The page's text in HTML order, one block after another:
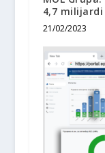
4,7
21/02/2023